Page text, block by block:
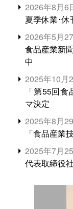
2026年8月6
夏季休業･
2026年5月
食品産業新
中
2025年10月
「第55回
マ決定
2025年8月
「食品産業
2025年7月
代表取締役